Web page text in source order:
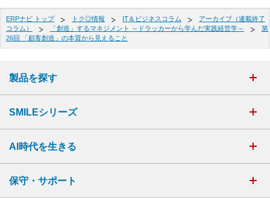
ERPナビ トップ トク◎情報 IT＆ビジネスコラム
アーカイブ（連載終了
コラム）
「創造」するマネジメント ～ドラッカーから学んだ実践経営学～
第
26回 「顧客創造」の本質から見えること
製品を探す
SMILEシリーズ
AI時代を生きる
保守・サポート